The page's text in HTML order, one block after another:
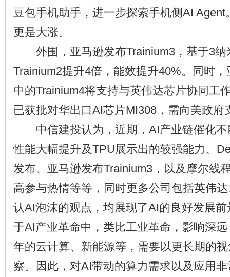
豆包手机助手，进一步探索手机侧AI
更是大涨。
外围，亚马逊发布Trainium3，基于3纳
Trainium2提升4倍，能效提升40%。同时
中的Trainium4将支持与英伟达芯片协同工
已获批对华出口AI芯片MI308，需向美政府
中信建投认为，近期，AI产业链催化不
性能大幅提升及TPU展示出的较强能力、
发布、亚马逊发布Trainium3，以及摩尔线
高参与热情等等，同时更多公司包括英伟
认AI泡沫的观点，均展现了AI的良好发展
于AI产业革命中，类比工业革命，影响深
年的云计算、新能源等，需要以更长期的
察。因此，对AI带动的算力需求以及应用